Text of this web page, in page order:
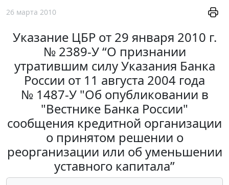
26 марта 2010
Указание ЦБР от 29 января 2010 г.
№ 2389-У “О признании
утратившим силу Указания Банка
России от 11 августа 2004 года
№ 1487-У "Об опубликовании в
"Вестнике Банка России"
сообщения кредитной организации
о принятом решении о
реорганизации или об уменьшении
уставного капитала”